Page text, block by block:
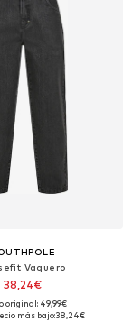
Vaquero
38,24€
original: 49,99€
más bajo:38,24€